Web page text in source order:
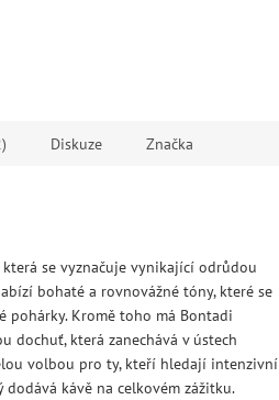
Diskuze Značka
se vyznačuje vynikající odrůdou
bohaté a rovnovážné tóny, které se
Kromě toho má Bontadi
dochuť, která zanechává v ústech
volbou pro ty, kteří hledají intenzivní
kávě na celkovém zážitku.